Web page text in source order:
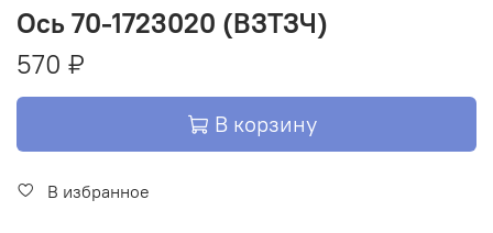
Ось 70-1723020 (ВЗТЗЧ)
570 ₽
В корзину
В избранное